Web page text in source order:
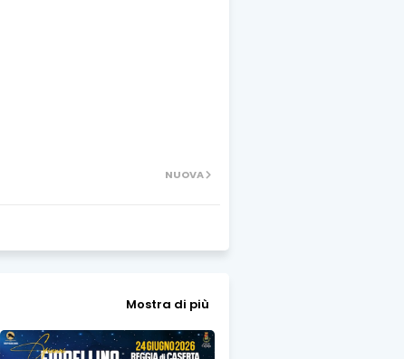
NUOVA
Mostra di più